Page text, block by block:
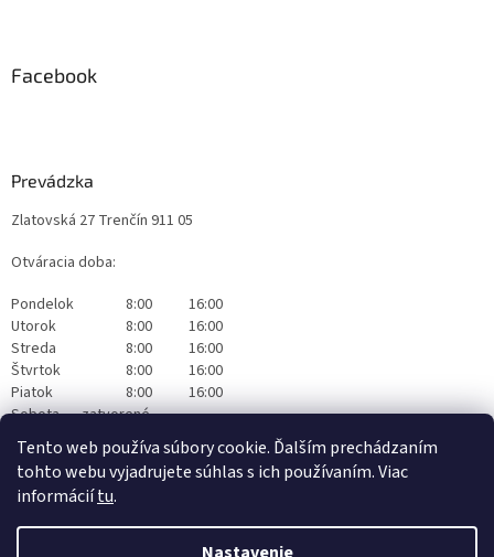
Tento web používa súbory cookie. Ďalším prechádzaním
tohto webu vyjadrujete súhlas s ich používaním. Viac
informáciítu.
Facebook
Prevádzka
Zlatovská 27 Trenčín 911 05
Otváracia doba:
Pondelok
8:00
16:00
Utorok
8:00
16:00
Streda
8:00
16:00
Štvrtok
8:00
16:00
Piatok
8:00
16:00
Sobota
zatvorené
Nedeľa
zatvorené